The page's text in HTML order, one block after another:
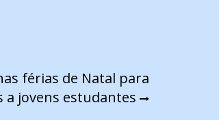
férias de Natal para
jovens estudantes